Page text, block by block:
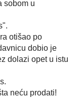
sobom u
otišao po
dobio je
dolazi opet u istu
neću prodati!